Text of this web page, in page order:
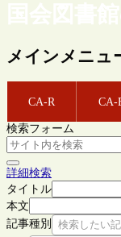
国会図書
メインメニュ
CA-R CA-
検索フォーム
詳細検索
タイトル
本文
記事種別
検索したい